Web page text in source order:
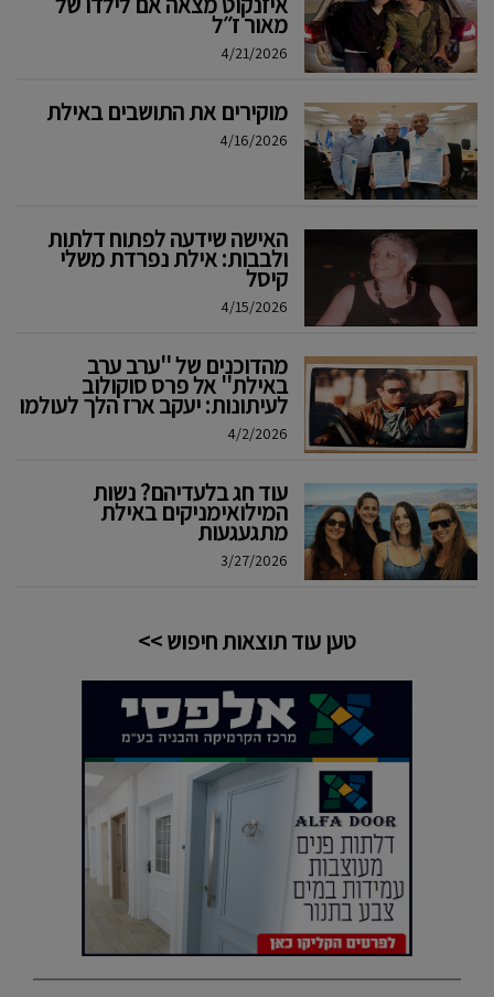
מאור ז׳׳ל
4/21/2026
מוקירים את התושבים באילת
4/16/2026
האישה שידעה לפתוח דלתות
ולבבות: אילת נפרדת משלי
קיסל
4/15/2026
מהדוכנים של ''ערב ערב
באילת'' אל פרס סוקולוב
לעיתונות: יעקב ארז הלך לעולמו
4/2/2026
עוד חג בלעדיהם? נשות
המילואימניקים באילת
מתגעגעות
3/27/2026
טען עוד תוצאות חיפוש >>